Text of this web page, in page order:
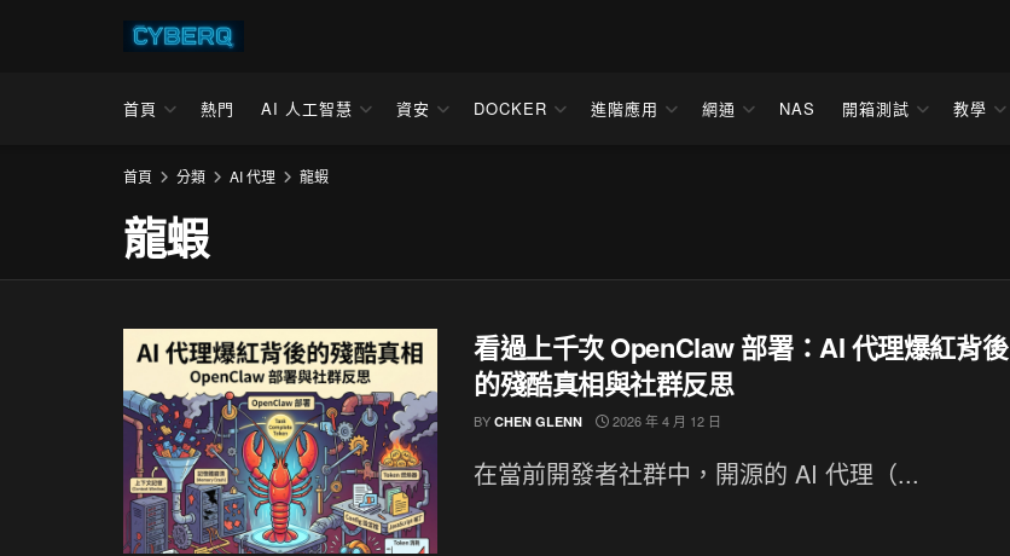
首頁 熱門 AI 人工智慧 資安 DOCKER 進階應用 網通 NAS 開箱測試 教學
首頁 分類 AI 代理 龍蝦
龍蝦
看過上千次 OpenClaw 部署：AI 代理爆紅背後
的殘酷真相與社群反思
BY CHEN GLENN 2026 年 4 月 12 日
在當前開發者社群中，開源的 AI 代理（...